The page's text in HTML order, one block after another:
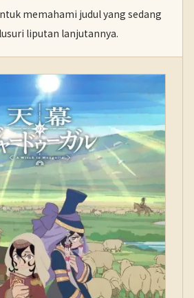
memahami judul yang sedang
liputan lanjutannya.